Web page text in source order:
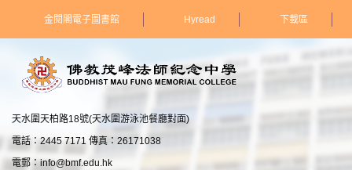
金閱閣電子圖書館 Hyread 下載區
天水圍天柏路18號(天水圍游泳池餐廳對面)
電話：2445 7171 傳真：26171038
電郵：info@bmf.edu.hk